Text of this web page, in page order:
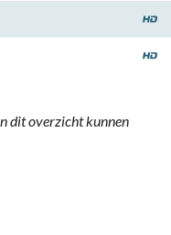
dit overzicht kunnen